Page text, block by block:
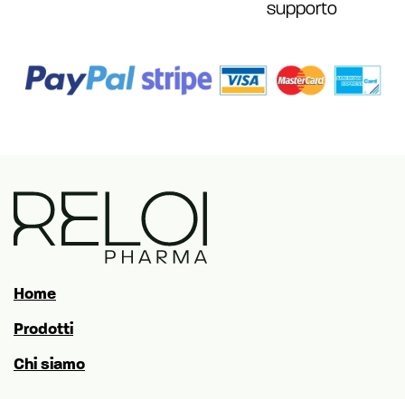
supporto
Home
Prodotti
Chi siamo